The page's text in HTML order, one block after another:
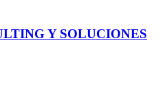
Y SOLUCIONES